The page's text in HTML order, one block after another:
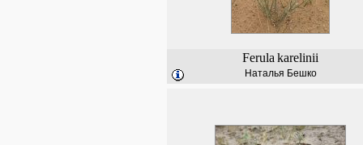
Ferula karelinii
Наталья Бешко